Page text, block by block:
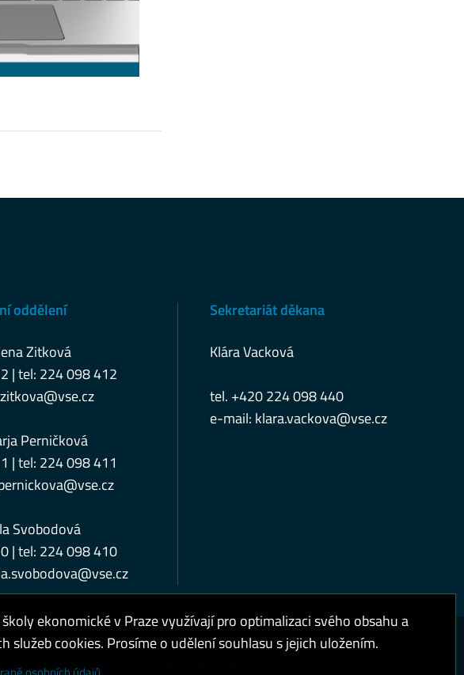
oddělení
Zitková
| tel: 224 098 412
Perničková
| tel: 224 098 411
Svobodová
| tel: 224 098 410
Sekretariát děkana
Klára Vacková
tel. +420 224 098 440
e-mail: klara.vackova@vse.cz
Cookies a ochrana osobních údajů
ekonomické v Praze využívají pro optimalizaci svého obsahu a
služeb cookies. Prosíme o udělení souhlasu s jejich uložením.